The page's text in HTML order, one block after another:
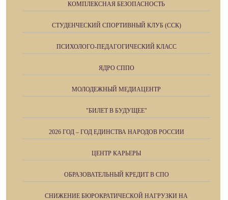
КОМПЛЕКСНАЯ БЕЗОПАСНОСТЬ
СТУДЕНЧЕСКИЙ СПОРТИВНЫЙ КЛУБ (ССК)
ПСИХОЛОГО-ПЕДАГОГИЧЕСКИЙ КЛАСС
ЯДРО СППО
МОЛОДЕЖНЫЙ МЕДИАЦЕНТР
"БИЛЕТ В БУДУЩЕЕ"
2026 ГОД – ГОД ЕДИНСТВА НАРОДОВ РОССИИ
ЦЕНТР КАРЬЕРЫ
ОБРАЗОВАТЕЛЬНЫЙ КРЕДИТ В СПО
СНИЖЕНИЕ БЮРОКРАТИЧЕСКОЙ НАГРУЗКИ НА